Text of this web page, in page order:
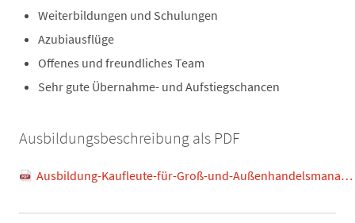
Weiterbildungen und Schulungen
Azubiausflüge
Offenes und freundliches Team
Sehr gute Übernahme- und Aufstiegschancen
Ausbildungsbeschreibung als PDF
Ausbildung-Kaufleute-für-Groß-und-Außenhandelsmanagement-m-w-d